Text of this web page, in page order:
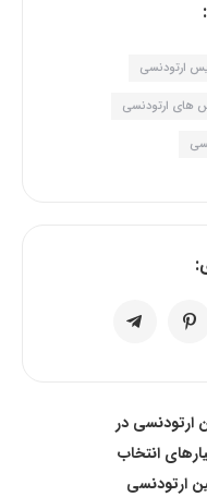
ارتودنسی
های ارتودنسی
در
انتخاب
ارتودنسی